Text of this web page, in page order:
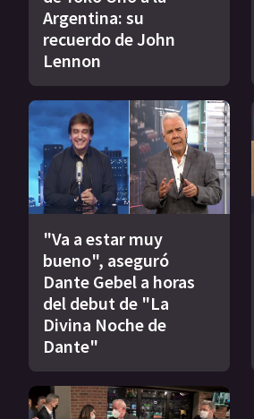
Argentina: su
recuerdo de John
Lennon
"Va a estar muy
bueno", aseguró
Dante Gebel a horas
del debut de "La
Divina Noche de
Dante"